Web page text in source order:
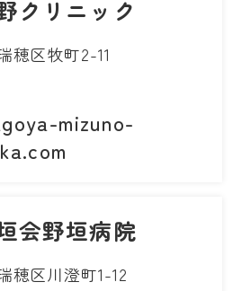
クリニック
穂区牧町2-11
mizuno-
会野垣病院
穂区川澄町1-12